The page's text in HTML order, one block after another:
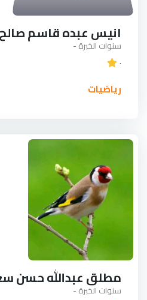
انيس عبده قاسم
سنوات الخبرة -
٠
رياضيات
مطلق عبدالله حسن
سنوات الخبرة -